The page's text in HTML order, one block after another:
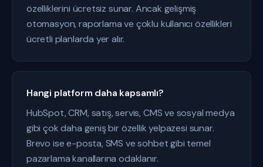
özelliklerini ücretsiz sunar. Ancak gelişmiş
otomasyon, raporlama ve çoklu kullanıcı özellikleri
ücretli planlarda yer alır.
Hangi platform daha kapsamlı?
HubSpot, CRM, satış, servis, CMS ve sosyal medya
gibi çok daha geniş bir özellik yelpazesi sunar.
Brevo ise e-posta, SMS ve sohbet gibi temel
pazarlama kanallarına odaklanır.